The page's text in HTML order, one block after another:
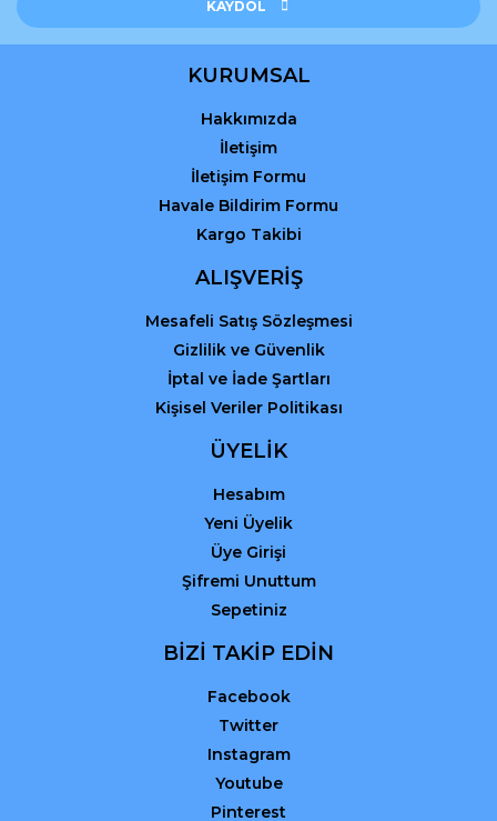
KAYDOL
KURUMSAL
Hakkımızda
İletişim
İletişim Formu
Havale Bildirim Formu
Kargo Takibi
ALIŞVERİŞ
Mesafeli Satış Sözleşmesi
Gizlilik ve Güvenlik
İptal ve İade Şartları
Kişisel Veriler Politikası
ÜYELİK
Hesabım
Yeni Üyelik
Üye Girişi
Şifremi Unuttum
Sepetiniz
BİZİ TAKİP EDİN
Facebook
Twitter
Instagram
Youtube
Pinterest